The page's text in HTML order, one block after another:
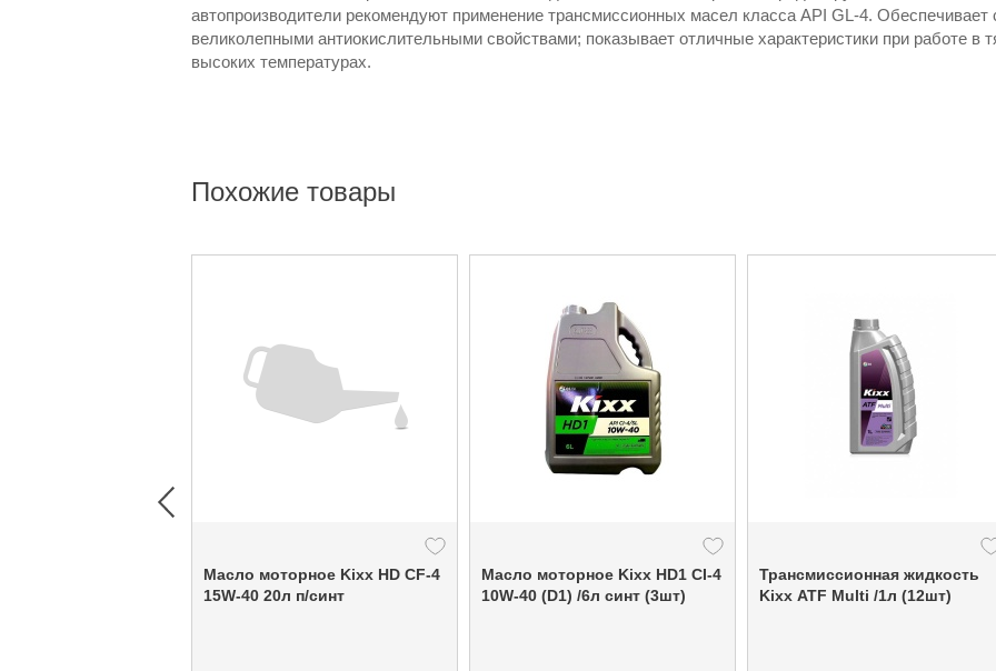
автопроизводители рекомендуют применение трансмиссионных масел класса API GL-4. Обеспечивает
великолепными антиокислительными свойствами; показывает отличные характеристики при работе в
высоких температурах.
Похожие товары
Масло моторное Kixx HD CF-4
15W-40 20л п/синт
Масло моторное Kixx HD1 CI-4
10W-40 (D1) /6л синт (3шт)
Трансмиссионная жидкость
Kixx ATF Multi /1л (12шт)